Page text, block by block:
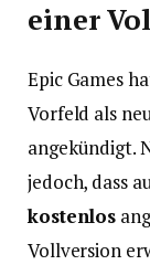
einer
Epic Games
Vorfeld als
angekündigt.
jedoch, dass
kostenlos
Vollversion